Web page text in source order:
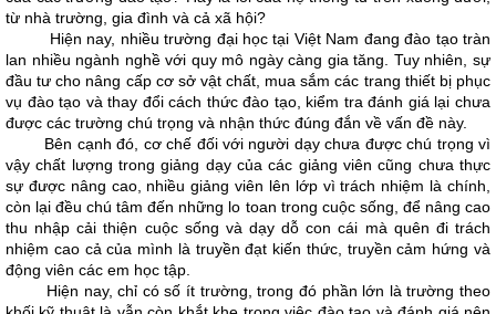
từ nhà trường, gia đình và cả xã hội?
Hiện nay, nhiều trường đại học tại Việt Nam đang đào tạo tràn
lan nhiều ngành nghề với quy mô ngày càng gia tăng. Tuy nhiên, sự
đầu tư cho nâng cấp cơ sở vật chất, mua sắm các trang thiết bị phục
vụ đào tạo và thay đổi cách thức đào tạo, kiểm tra đánh giá lại chưa
được các trường chú trọng và nhận thức đúng đắn về vấn đề này.
Bên cạnh đó, cơ chế đối với người dạy chưa được chú trọng vì
vậy chất lượng trong giảng dạy của các giảng viên cũng chưa thực
sự được nâng cao, nhiều giảng viên lên lớp vì trách nhiệm là chính,
còn lại đều chú tâm đến những lo toan trong cuộc sống, để nâng cao
thu nhập cải thiện cuộc sống và dạy dỗ con cái mà quên đi trách
nhiệm cao cả của mình là truyền đạt kiến thức, truyền cảm hứng và
động viên các em học tập.
Hiện nay, chỉ có số ít trường, trong đó phần lớn là trường theo